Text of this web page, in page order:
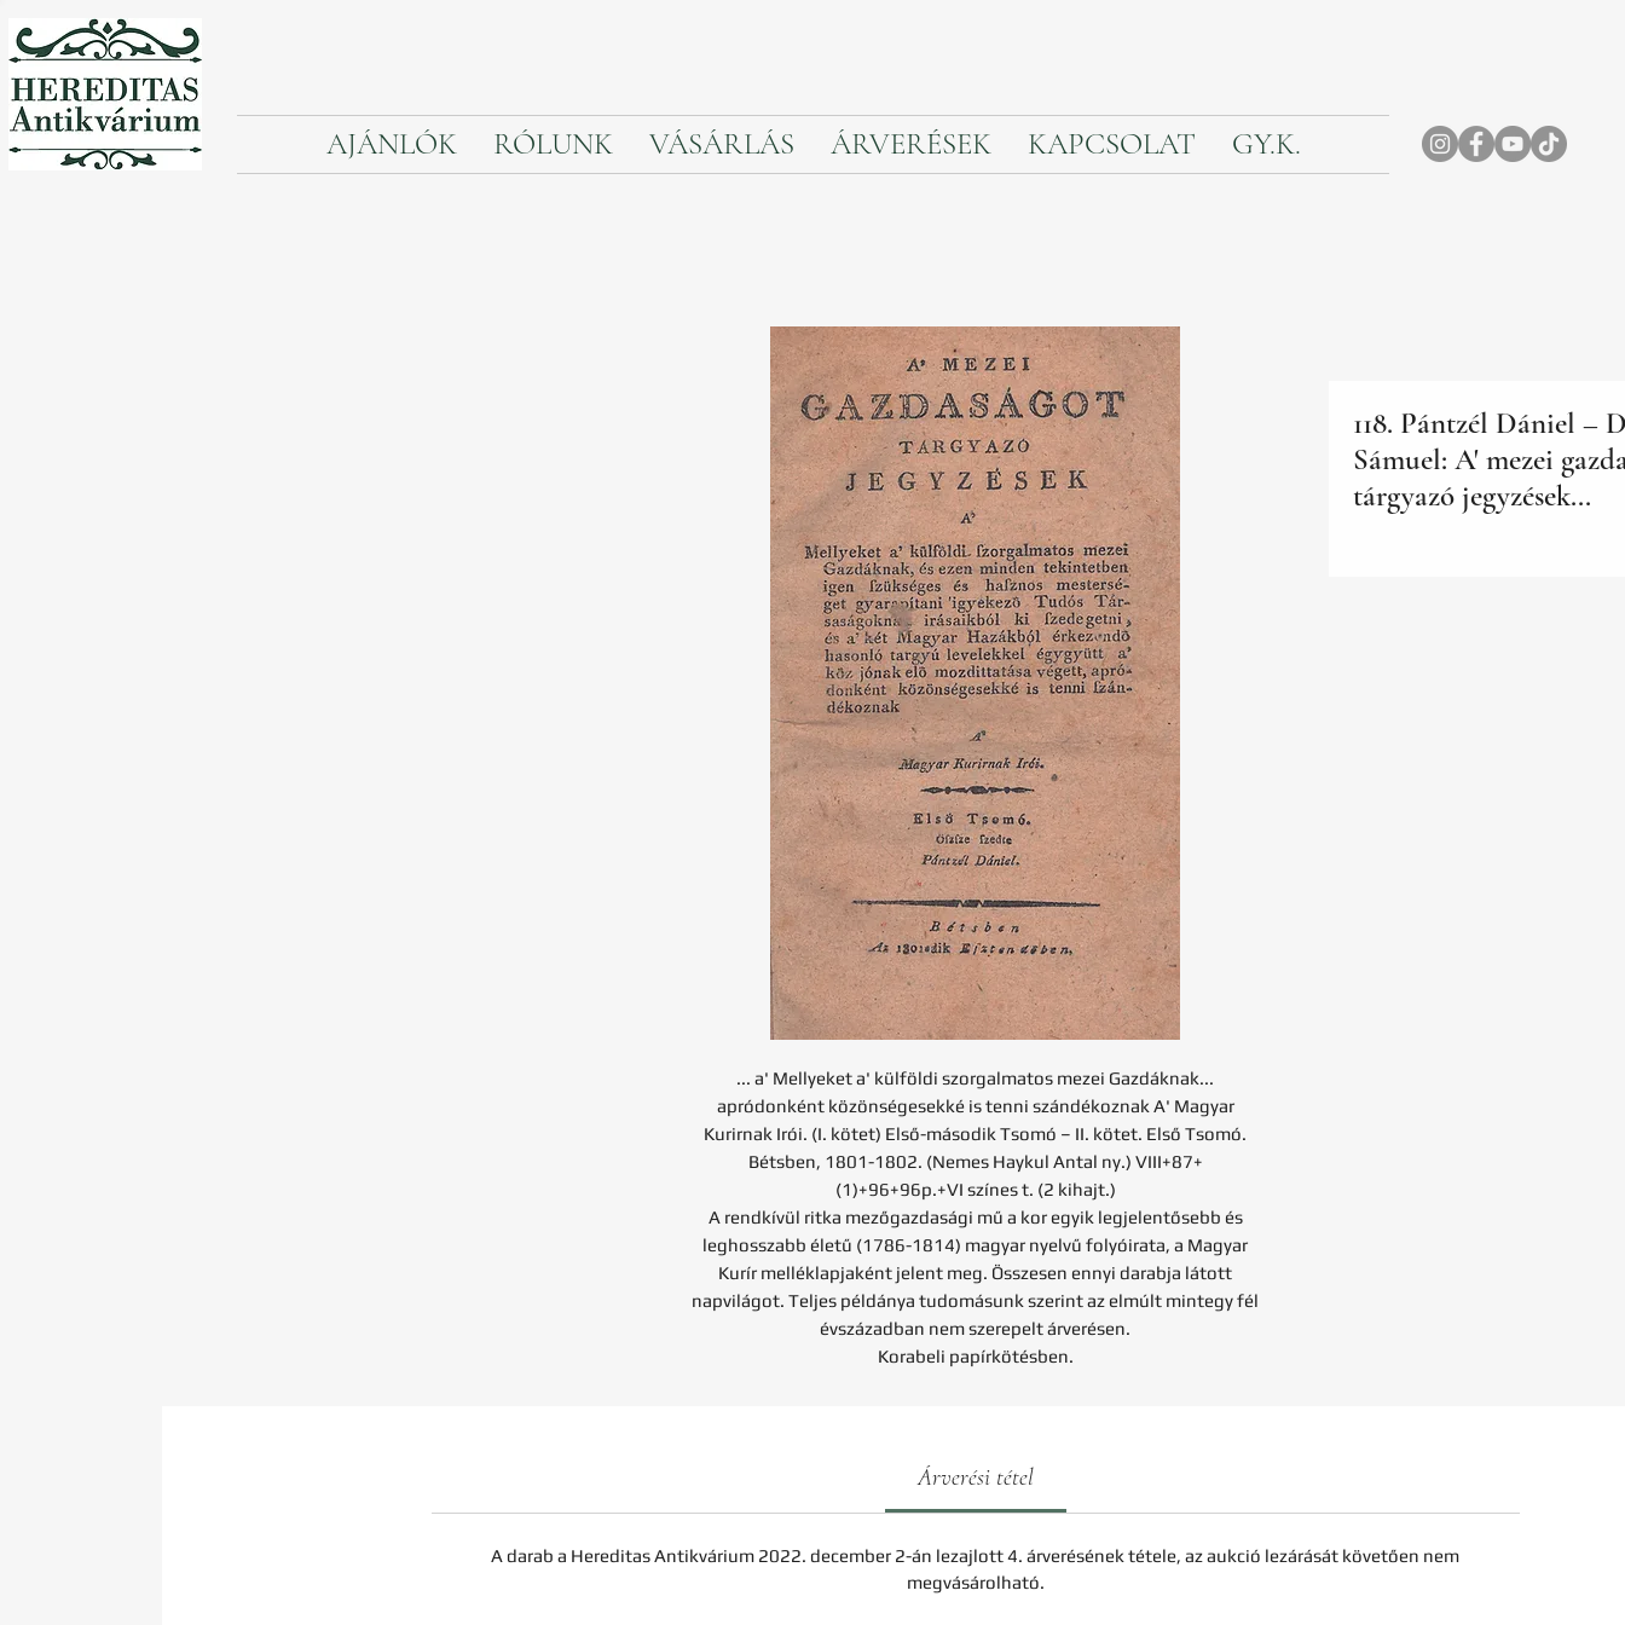
AJÁNLÓK RÓLUNK VÁSÁRLÁS ÁRVERÉSEK KAPCSOLAT GY.K.
118. Pántzél Dániel –
Sámuel: A' mezei
tárgyazó jegyzések...
... a' Mellyeket a' külföldi szorgalmatos mezei Gazdáknak...
apródonként közönségesekké is tenni szándékoznak A' Magyar
Kurirnak Irói. (I. kötet) Első-második Tsomó – II. kötet. Első Tsomó.
Bétsben, 1801-1802. (Nemes Haykul Antal ny.) VIII+87+
(1)+96+96p.+VI színes t. (2 kihajt.)
A rendkívül ritka mezőgazdasági mű a kor egyik legjelentősebb és
leghosszabb életű (1786-1814) magyar nyelvű folyóirata, a Magyar
Kurír melléklapjaként jelent meg. Összesen ennyi darabja látott
napvilágot. Teljes példánya tudomásunk szerint az elmúlt mintegy fél
évszázadban nem szerepelt árverésen.
Korabeli papírkötésben.
Árverési tétel
A darab a Hereditas Antikvárium 2022. december 2-án lezajlott 4. árverésének tétele, az aukció lezárását követően nem
megvásárolható.